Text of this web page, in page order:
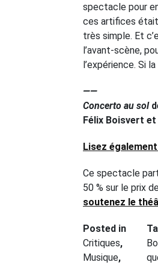
spectacle pour
ces artifices était
très simple. Et
l’avant-scène,
l’expérience. Si
——
Concerto au sol
Félix Boisvert
Lisez
Ce spectacle
50 % sur le prix
soutenez le
Posted in
Critiques,
Musique,